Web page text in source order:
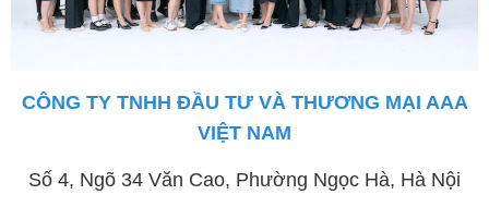
CÔNG TY TNHH ĐẦU TƯ VÀ THƯƠNG MẠI AAA
VIỆT NAM
Số 4, Ngõ 34 Văn Cao, Phường Ngọc Hà, Hà Nội